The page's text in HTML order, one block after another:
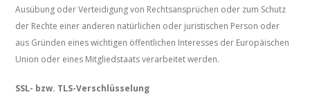
Ausübung oder Verteidigung von Rechtsansprüchen oder zum Schutz
der Rechte einer anderen natürlichen oder juristischen Person oder
aus Gründen eines wichtigen öffentlichen Interesses der Europäischen
Union oder eines Mitgliedstaats verarbeitet werden.
SSL- bzw. TLS-Verschlüsselung